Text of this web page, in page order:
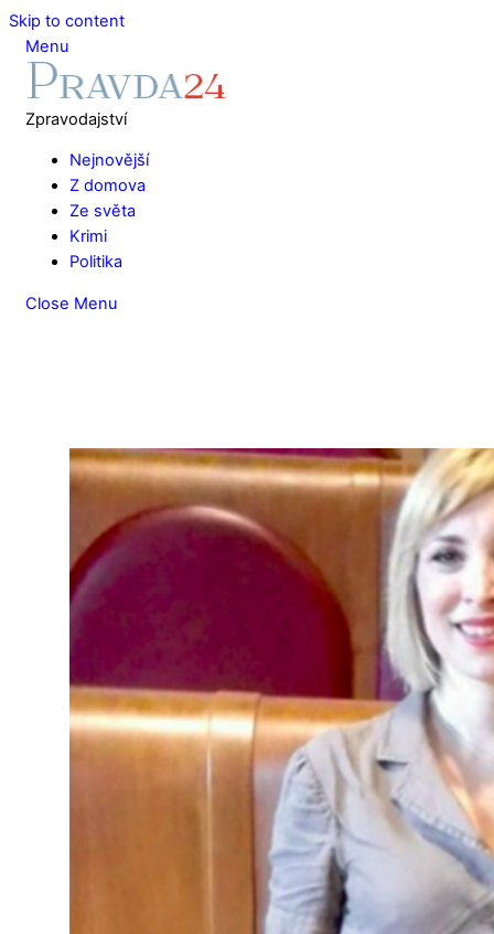
Skip to content
Menu
Zpravodajství
Nejnovější
Z domova
Ze světa
Krimi
Politika
Close Menu